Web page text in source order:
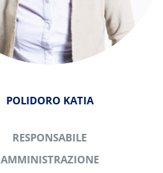
POLIDORO KATIA
RESPONSABILE
AMMINISTRAZIONE